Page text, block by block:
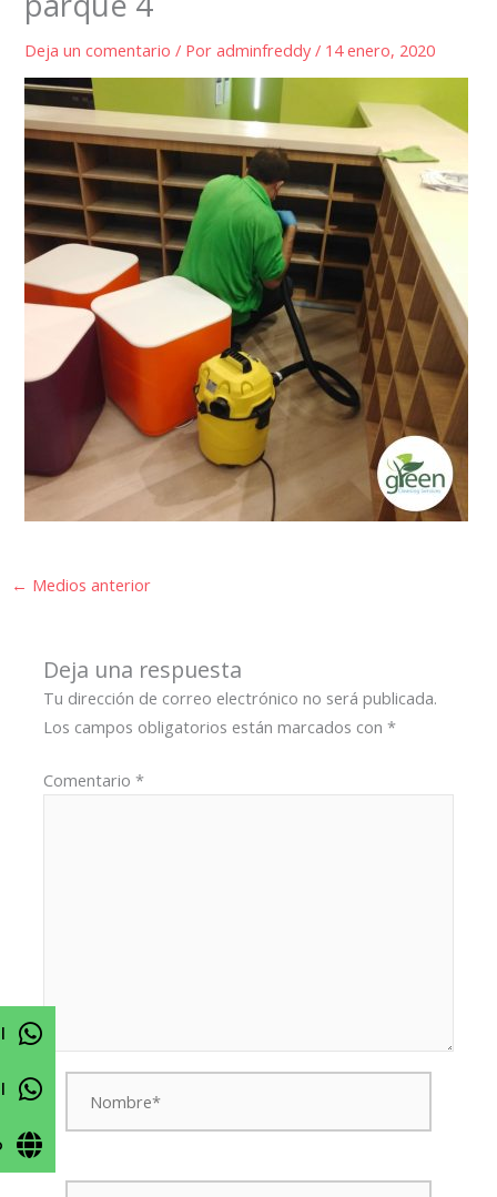
Deja un comentario / Poradminfreddy/ 14 enero, 2020
← Medios anterior
Deja una respuesta
Tu dirección de correo electrónico no será publicada.
Los campos obligatorios están marcados con*
Comentario*
Nombre*
Correo